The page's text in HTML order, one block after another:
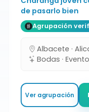
de pasarlo bien
Agrupación
Albacete ·
Bodas ·
Ver agrupación